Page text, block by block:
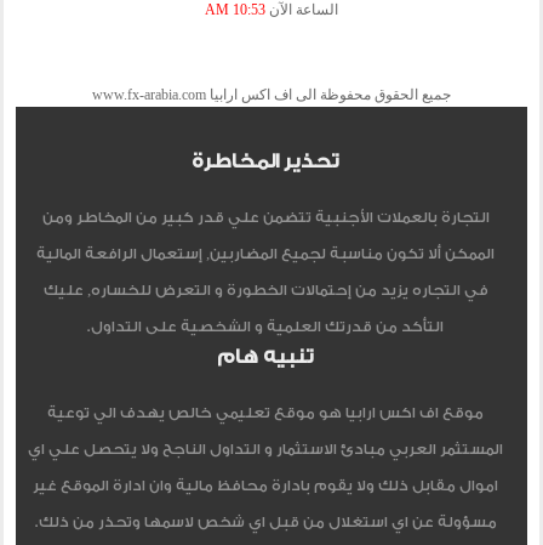
الساعة الآن 10:53 AM
جميع الحقوق محفوظة الى اف اكس ارابيا www.fx-arabia.com
تحذير المخاطرة
التجارة بالعملات الأجنبية تتضمن علي قدر كبير من المخاطر ومن
الممكن ألا تكون مناسبة لجميع المضاربين, إستعمال الرافعة المالية
في التجاره يزيد من إحتمالات الخطورة و التعرض للخساره, عليك
التأكد من قدرتك العلمية و الشخصية على التداول.
تنبيه هام
موقع اف اكس ارابيا هو موقع تعليمي خالص يهدف الي توعية
المستثمر العربي مبادئ الاستثمار و التداول الناجح ولا يتحصل علي اي
اموال مقابل ذلك ولا يقوم بادارة محافظ مالية وان ادارة الموقع غير
مسؤولة عن اي استغلال من قبل اي شخص لاسمها وتحذر من ذلك.